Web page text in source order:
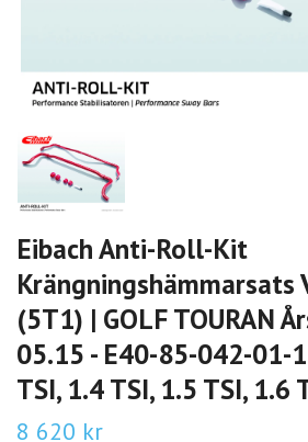
Eibach Anti-Roll-Kit
Krängningshämmarsats
(5T1) | GOLF TOURAN
05.15 - E40-85-042-01-
TSI, 1.4 TSI, 1.5 TSI, 1.6
8 620 kr